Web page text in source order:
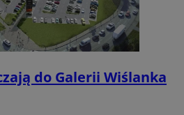
do Galerii Wiślanka